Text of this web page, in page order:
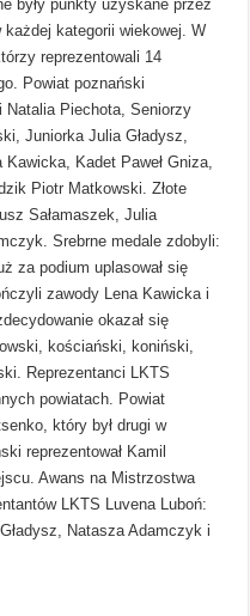
były punkty uzyskane przez
kategorii wiekowej. W
reprezentowali 14
Powiat poznański
Natalia Piechota, Seniorzy
Juniorka Julia Gładysz,
Kadet Paweł Gniza,
Piotr Matkowski. Złote
Sałamaszek, Julia
Srebrne medale zdobyli:
za podium uplasował się
zawody Lena Kawicka i
okazał się
kościański, koniński,
Reprezentanci LKTS
powiatach. Powiat
który był drugi w
reprezentował Kamil
Awans na Mistrzostwa
LKTS Luvena Luboń:
Natasza Adamczyk i